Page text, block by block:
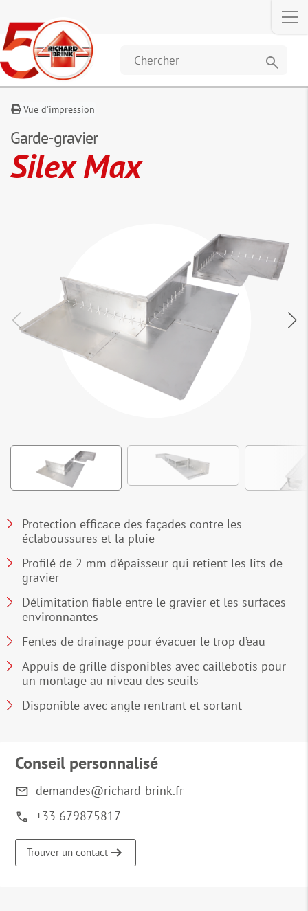
search
Vue d'impression
Garde-gravier
Silex Max
Protection efficace des façades contre les
éclaboussures et la pluie
Profilé de 2 mm d’épaisseur qui retient les lits de
gravier
Délimitation fiable entre le gravier et les surfaces
environnantes
Fentes de drainage pour évacuer le trop d’eau
Appuis de grille disponibles avec caillebotis pour
un montage au niveau des seuils
Disponible avec angle rentrant et sortant
Conseil personnalisé
demandes@richard-brink.fr
+33 679875817
Trouver un contact
Description
Les clients
ont
acheté